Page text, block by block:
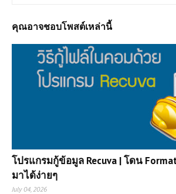
คุณอาจชอบโพสต์เหล่านี้
โปรแกรมกู้ข้อมูล Recuva | โดน
มาได้ง่ายๆ
July 04, 2026